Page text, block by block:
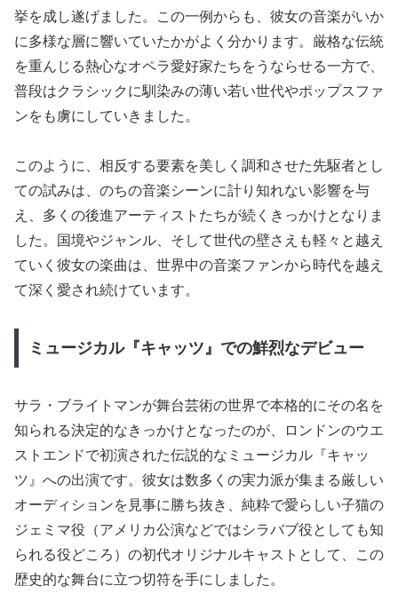
挙を成し遂げました。この一例からも、彼女の音楽がいか
に多様な層に響いていたかがよく分かります。厳格な伝統
を重んじる熱心なオペラ愛好家たちをうならせる一方で、
普段はクラシックに馴染みの薄い若い世代やポップスファ
ンをも虜にしていきました。
このように、相反する要素を美しく調和させた先駆者とし
ての試みは、のちの音楽シーンに計り知れない影響を与
え、多くの後進アーティストたちが続くきっかけとなりま
した。国境やジャンル、そして世代の壁さえも軽々と越え
ていく彼女の楽曲は、世界中の音楽ファンから時代を越え
て深く愛され続けています。
ミュージカル『キャッツ』での鮮烈なデビュー
サラ・ブライトマンが舞台芸術の世界で本格的にその名を
知られる決定的なきっかけとなったのが、ロンドンのウエ
ストエンドで初演された伝説的なミュージカル『キャッ
ツ』への出演です。彼女は数多くの実力派が集まる厳しい
オーディションを見事に勝ち抜き、純粋で愛らしい子猫の
ジェミマ役（アメリカ公演などではシラバブ役としても知
られる役どころ）の初代オリジナルキャストとして、この
歴史的な舞台に立つ切符を手にしました。